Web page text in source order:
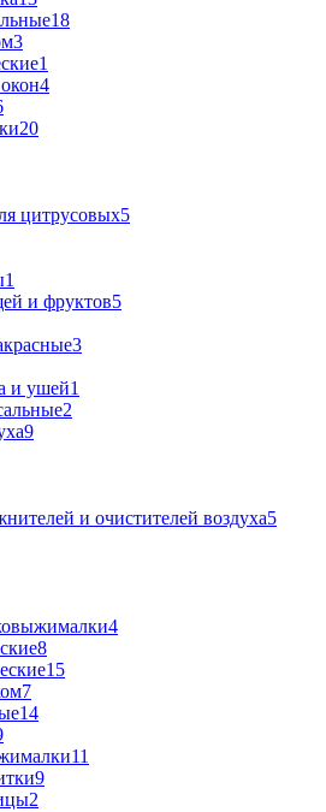
18
3
1
4
20
цитрусовых5
1
и фруктов5
3
и ушей1
2
9
и очистителей воздуха5
4
8
15
7
14
11
9
2